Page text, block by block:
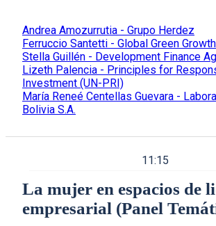
Andrea Amozurrutia - Grupo Herdez
Ferruccio Santetti - Global Green
Stella Guillén - Development Finance
Lizeth Palencia - Principles for
Investment (UN-PRI)
María Reneé Centellas Guevara -
Bolivia S.A.
11:15
La mujer en espacios de
empresarial (Panel